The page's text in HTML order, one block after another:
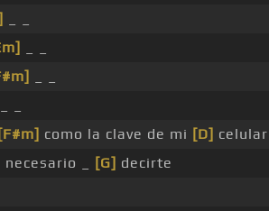
[F#m] como la clave de mi [D] celular
necesario _ [G] decirte